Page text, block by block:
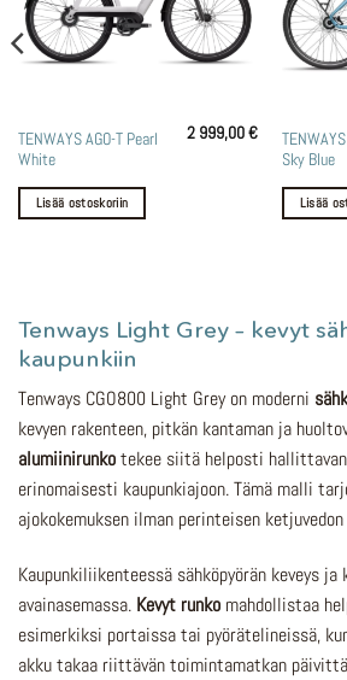
TENWAYS AGO-T Pearl
White
2 999,00€
Lisää ostoskoriin
Sky Blue
Lisää
Tenways Light Grey – kevyt
kaupunkiin
Tenways CGO800 Light Grey on moderni
kevyen rakenteen, pitkän kantaman ja
alumiinirunkotekee siitä helposti
erinomaisesti kaupunkiajoon. Tämä malli
ajokokemuksen ilman perinteisen
Kaupunkiliikenteessä sähköpyörän keveys
avainasemassa. Kevyt runko mahdollistaa
esimerkiksi portaissa tai pyörätelineissä,
akku takaa riittävän toimintamatkan